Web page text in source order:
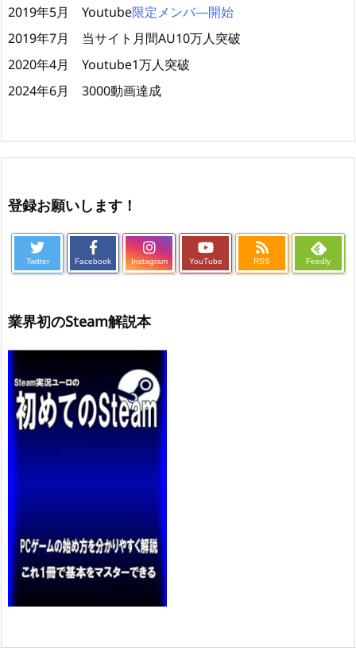
2019年5月 Youtube限定メンバ―開始
2019年7月 当サイト月間AU10万人突破
2020年4月 Youtube1万人突破
2024年6月 3000動画達成
登録お願いします！
Twitter Facebook Instagram YouTube RSS Feedly
業界初のSteam解説本